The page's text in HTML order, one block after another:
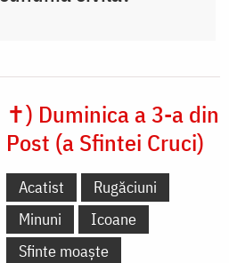
✝) Duminica a 3-a din
Post (a Sfintei Cruci)
Acatist
Rugăciuni
Minuni
Icoane
Sfinte moaște